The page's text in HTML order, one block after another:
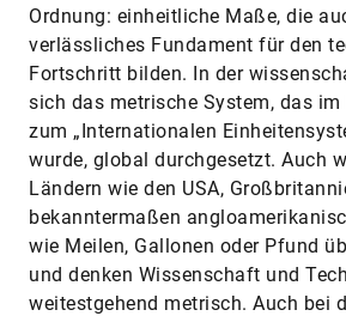
Ordnung: einheitliche Maße, die
verlässliches Fundament für den
Fortschritt bilden. In der
sich das metrische System, das
zum „Internationalen
wurde, global durchgesetzt. Auch
Ländern wie den USA,
bekanntermaßen
wie Meilen, Gallonen oder Pfund
und denken Wissenschaft und
weitestgehend metrisch. Auch bei